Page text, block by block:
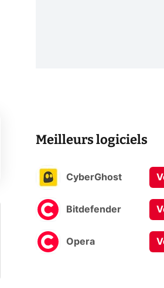
Meilleurs logiciels
CyberGhost
Bitdefender
Opera